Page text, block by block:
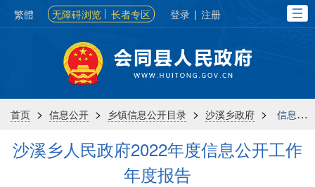
繁體 无障碍浏览 长者专区 登录 | 注册
首页 > 信息公开 > 乡镇信息公开目录 > 沙溪乡政府 > 信息公开年报
沙溪乡人民政府2022年度信息公开工作
年度报告